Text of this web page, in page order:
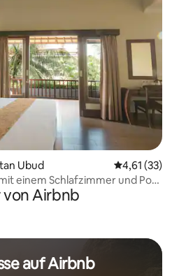
Ubud
4,61 (33)
einem Schlafzimmer und Pool
von Airbnb
auf Airbnb